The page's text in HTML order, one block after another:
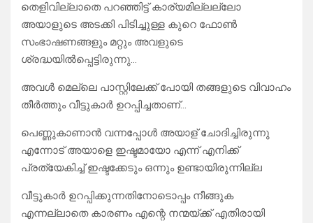
തെളിവില്ലാതെ പറഞ്ഞിട്ട് കാര്യമില്ലല്ലോ
അയാളുടെ അടക്കി പിടിച്ചുള്ള കുറെ ഫോൺ
സംഭാഷണങ്ങളും മറ്റും അവളുടെ
ശ്രദ്ധയിൽപ്പെട്ടിരുന്നു…
അവൾ മെല്ലെ പാസ്റ്റിലേക്ക് പോയി തങ്ങളുടെ വിവാഹം
തീർത്തും വീട്ടുകാർ ഉറപ്പിച്ചതാണ്…
പെണ്ണുകാണാൻ വന്നപ്പോൾ അയാള് ചോദിച്ചിരുന്നു
എന്നോട് അയാളെ ഇഷ്ടമായോ എന്ന് എനിക്ക്
പ്രത്യേകിച്ച് ഇഷ്ടക്കേടും ഒന്നും ഉണ്ടായിരുന്നില്ല
വീട്ടുകാർ ഉറപ്പിക്കുന്നതിനോടൊപ്പം നീങ്ങുക
എന്നല്ലാതെ കാരണം എന്റെ നന്മയ്ക്ക് എതിരായി